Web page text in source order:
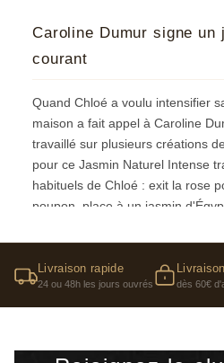
Caroline Dumur signe un
courant
Quand Chloé a voulu intensifier
maison a fait appel à Caroline
travaillé sur plusieurs créations
pour ce Jasmin Naturel Intense
habituels de Chloé : exit la rose
poupon, place à un jasmin
transformer un classique en
donnant des crocs.
Livraison rapide
24 ou 48h les jours ouvrés dès 60€